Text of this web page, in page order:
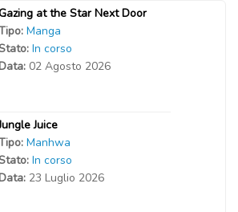
at the Star Next Door
Manga
In corso
02 Agosto 2026
Juice
Manhwa
In corso
23 Luglio 2026